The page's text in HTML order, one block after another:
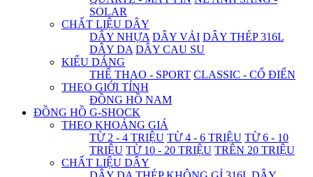
SOLAR
CHẤT LIỆU DÂY
DÂY NHỰA DÂY VẢI DÂY THÉP 316L
DÂY DA DÂY CAU SU
KIỂU DÁNG
THỂ THAO - SPORT CLASSIC - CỔ ĐIỂN
THEO GIỚI TÍNH
ĐỒNG HỒ NAM
ĐỒNG HỒ G-SHOCK
THEO KHOẢNG GIÁ
TỪ 2 - 4 TRIỆU TỪ 4 - 6 TRIỆU TỪ 6 - 10
TRIỆU TỪ 10 - 20 TRIỆU TRÊN 20 TRIỆU
CHẤT LIỆU DÂY